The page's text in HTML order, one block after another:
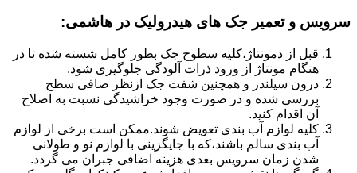
سرویس و تعمیر جک های هیدرولیک در هاشمی:
قبل از دمونتاژ،کلیه سطوح جک بطور کامل شسته شده تا در
هنگام مونتاژ از ورود ذرات آلودگی جلوگیری شود.
درون سیلندر و همچنین شفت جک ازنظر صافی سطح
بررسی شده و در صورت وجود خراشیدگی نسبت به اصلاح
آن اقدام کنید.
کلیه لوازم آب بندی تعویض شوند.ممکن است برخی از لوازم
آب بندی سالم باشند،که با جایگزینی با لوازم نو و طولانی
شدن زمان سرویس بعدی هزینه اضافی جبران می گردد.